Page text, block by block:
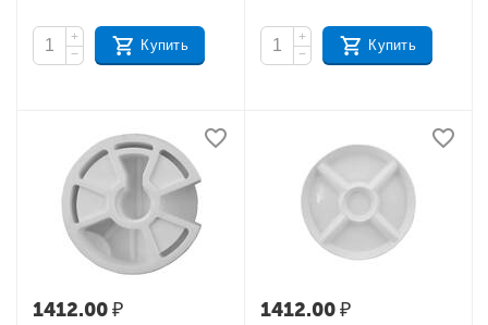
+
−
Купить
+
−
Купить
1412.00₽ 1412.00₽